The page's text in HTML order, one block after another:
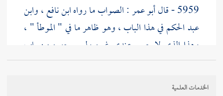
5959 - قال
أبو عمر: الصواب ما رواهابن نافع،وابن
عبد الحكمفي هذا الباب ، وهو ظاهر ما في " الموطأ " ،
وهذا الذي لا يصح عندي غيره وليس جهره من باب
تعمد الفساد ، وإنما هو من باب الاجتهاد في التأويل فلا
يضره .
الخدمات العلمية